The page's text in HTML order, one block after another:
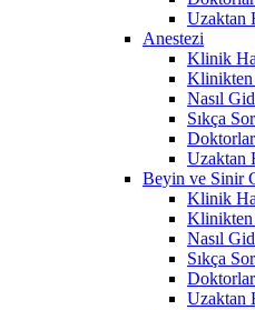
Uzaktan
Anestezi
Klinik
Klinikten
Nasıl
Sıkça
Uzaktan
Beyin ve Sinir
Klinik
Klinikten
Nasıl
Sıkça
Uzaktan